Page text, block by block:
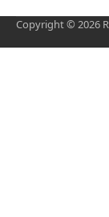
Copyright © 2026